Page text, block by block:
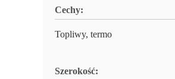
Cechy:
Topliwy, termo
Szerokość: